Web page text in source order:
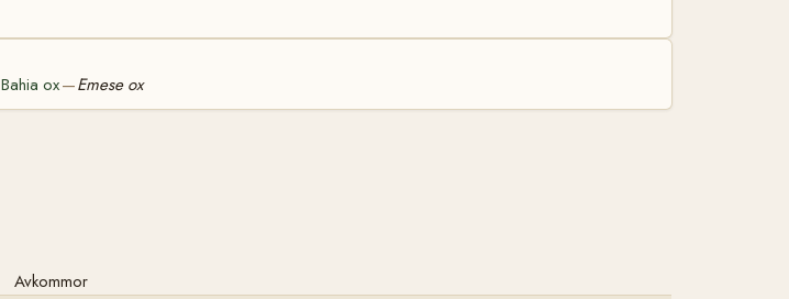
Bahia ox—Emese ox
Avkommor